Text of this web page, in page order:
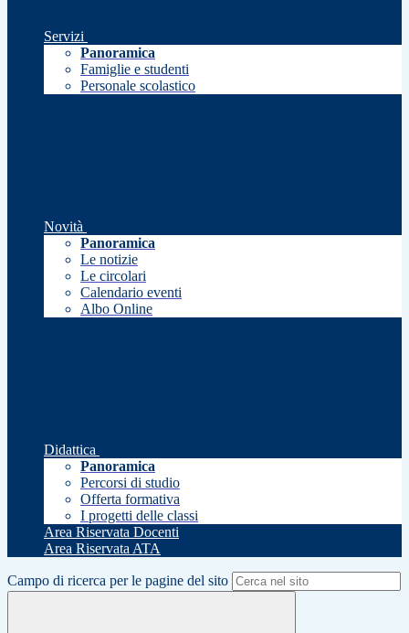
Servizi
Panoramica
Famiglie e studenti
Personale scolastico
Novità
Panoramica
Le notizie
Le circolari
Calendario eventi
Albo Online
Didattica
Panoramica
Percorsi di studio
Offerta formativa
I progetti delle classi
Area Riservata Docenti
Area Riservata ATA
Campo di ricerca per le pagine del sito